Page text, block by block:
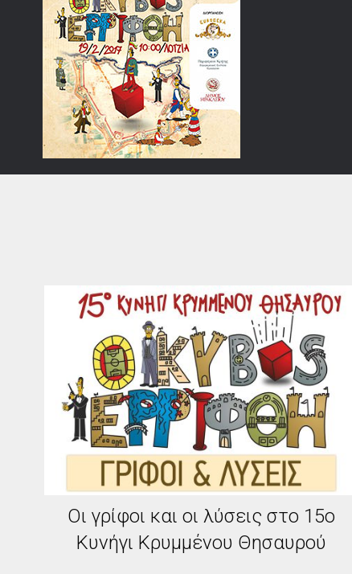
Οι γρίφοι και οι λύσεις στο 15ο
Κυνήγι Κρυμμένου Θησαυρού